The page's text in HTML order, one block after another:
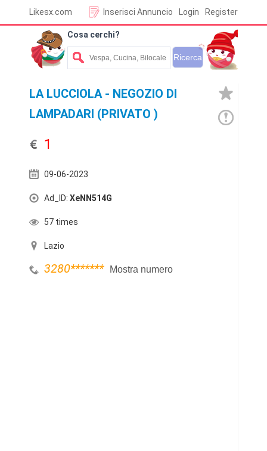
Likesx.com Login Register
Inserisci Annuncio
Cosa cerchi?
LA LUCCIOLA - NEGOZIO DI
LAMPADARI (PRIVATO )
1
09-06-2023
Ad_ID: XeNN514G
57 times
Lazio
3280******* Mostra numero